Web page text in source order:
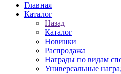
Главная
Каталог
Назад
Каталог
Новинки
Распродажа
Награды по видам
Универсальные